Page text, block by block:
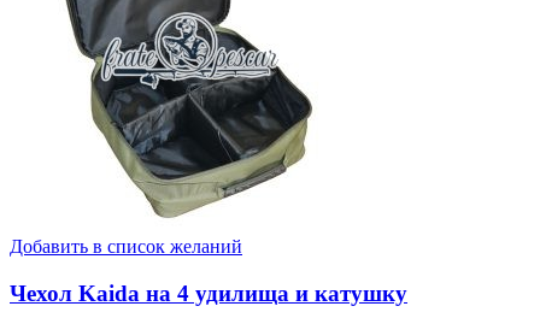
Добавить в список желаний
Чехол Kaida на 4 удилища и катушку